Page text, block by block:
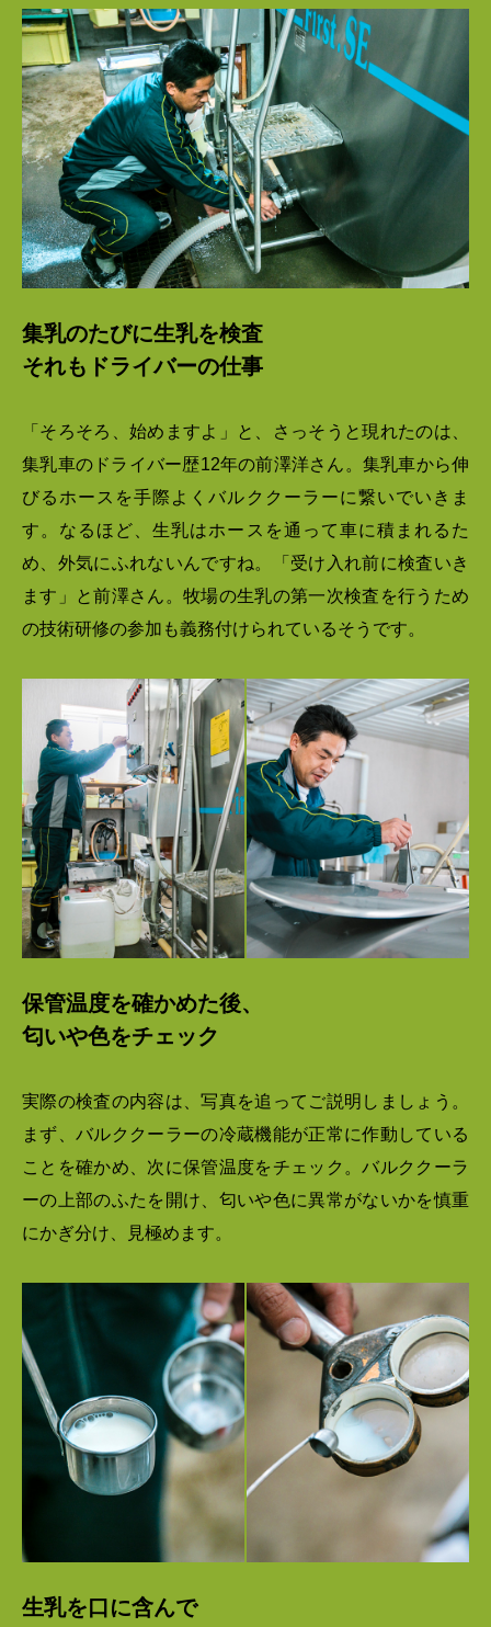
集乳のたびに生乳を検査
それもドライバーの仕事
「そろそろ、始めますよ」と、さっそうと現れたのは、
集乳車のドライバー歴12年の前澤洋さん。集乳車から伸
びるホースを手際よくバルククーラーに繋いでいきま
す。なるほど、生乳はホースを通って車に積まれるた
め、外気にふれないんですね。「受け入れ前に検査いき
ます」と前澤さん。牧場の生乳の第一次検査を行うため
の技術研修の参加も義務付けられているそうです。
保管温度を確かめた後、
匂いや色をチェック
実際の検査の内容は、写真を追ってご説明しましょう。
まず、バルククーラーの冷蔵機能が正常に作動している
ことを確かめ、次に保管温度をチェック。バルククーラ
ーの上部のふたを開け、匂いや色に異常がないかを慎重
にかぎ分け、見極めます。
生乳を口に含んで